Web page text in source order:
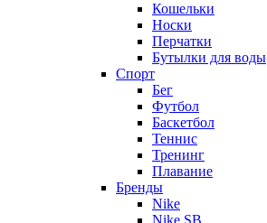
Кошельки
Носки
Перчатки
Бутылки для воды
Спорт
Бег
Футбол
Баскетбол
Теннис
Тренинг
Плавание
Бренды
Nike
Nike SB